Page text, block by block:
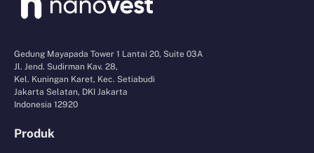
Gedung Mayapada Tower 1 Lantai 20, Suite 03A
Jl. Jend. Sudirman Kav. 28,
Kel. Kuningan Karet, Kec. Setiabudi
Jakarta Selatan, DKI Jakarta
Indonesia 12920
Produk